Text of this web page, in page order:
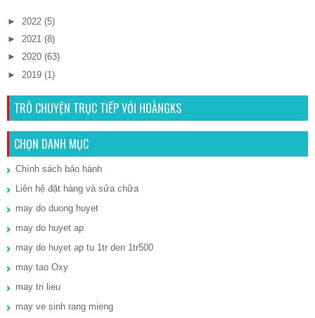
► 2022 (5)
► 2021 (8)
► 2020 (63)
► 2019 (1)
TRÒ CHUYỆN TRỰC TIẾP VỚI HOÀNGKS
CHỌN DANH MỤC
Chính sách bảo hành
Liên hệ đặt hàng và sửa chữa
may do duong huyet
may do huyet ap
may do huyet ap tu 1tr den 1tr500
may tao Oxy
may tri lieu
may ve sinh rang mieng